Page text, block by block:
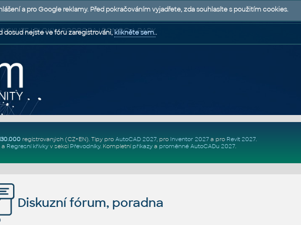
| BLOKY | PODPORA | POMOC A RADY
registrovaných (CZ+EN). Tipy pro AutoCAD 2027, pro Inventor 2027a pro Revit 2027.
a Regresní křivkyv sekci Převodníky. Kompletní příkazya proměnné AutoCADu 2027.
Diskuzní fórum, poradna
a pro Google reklamy. Před pokračováním vyjadřete, zda souhlasíte s použitím cookies.
dosud nejste ve fóru zaregistrováni,klikněte sem..